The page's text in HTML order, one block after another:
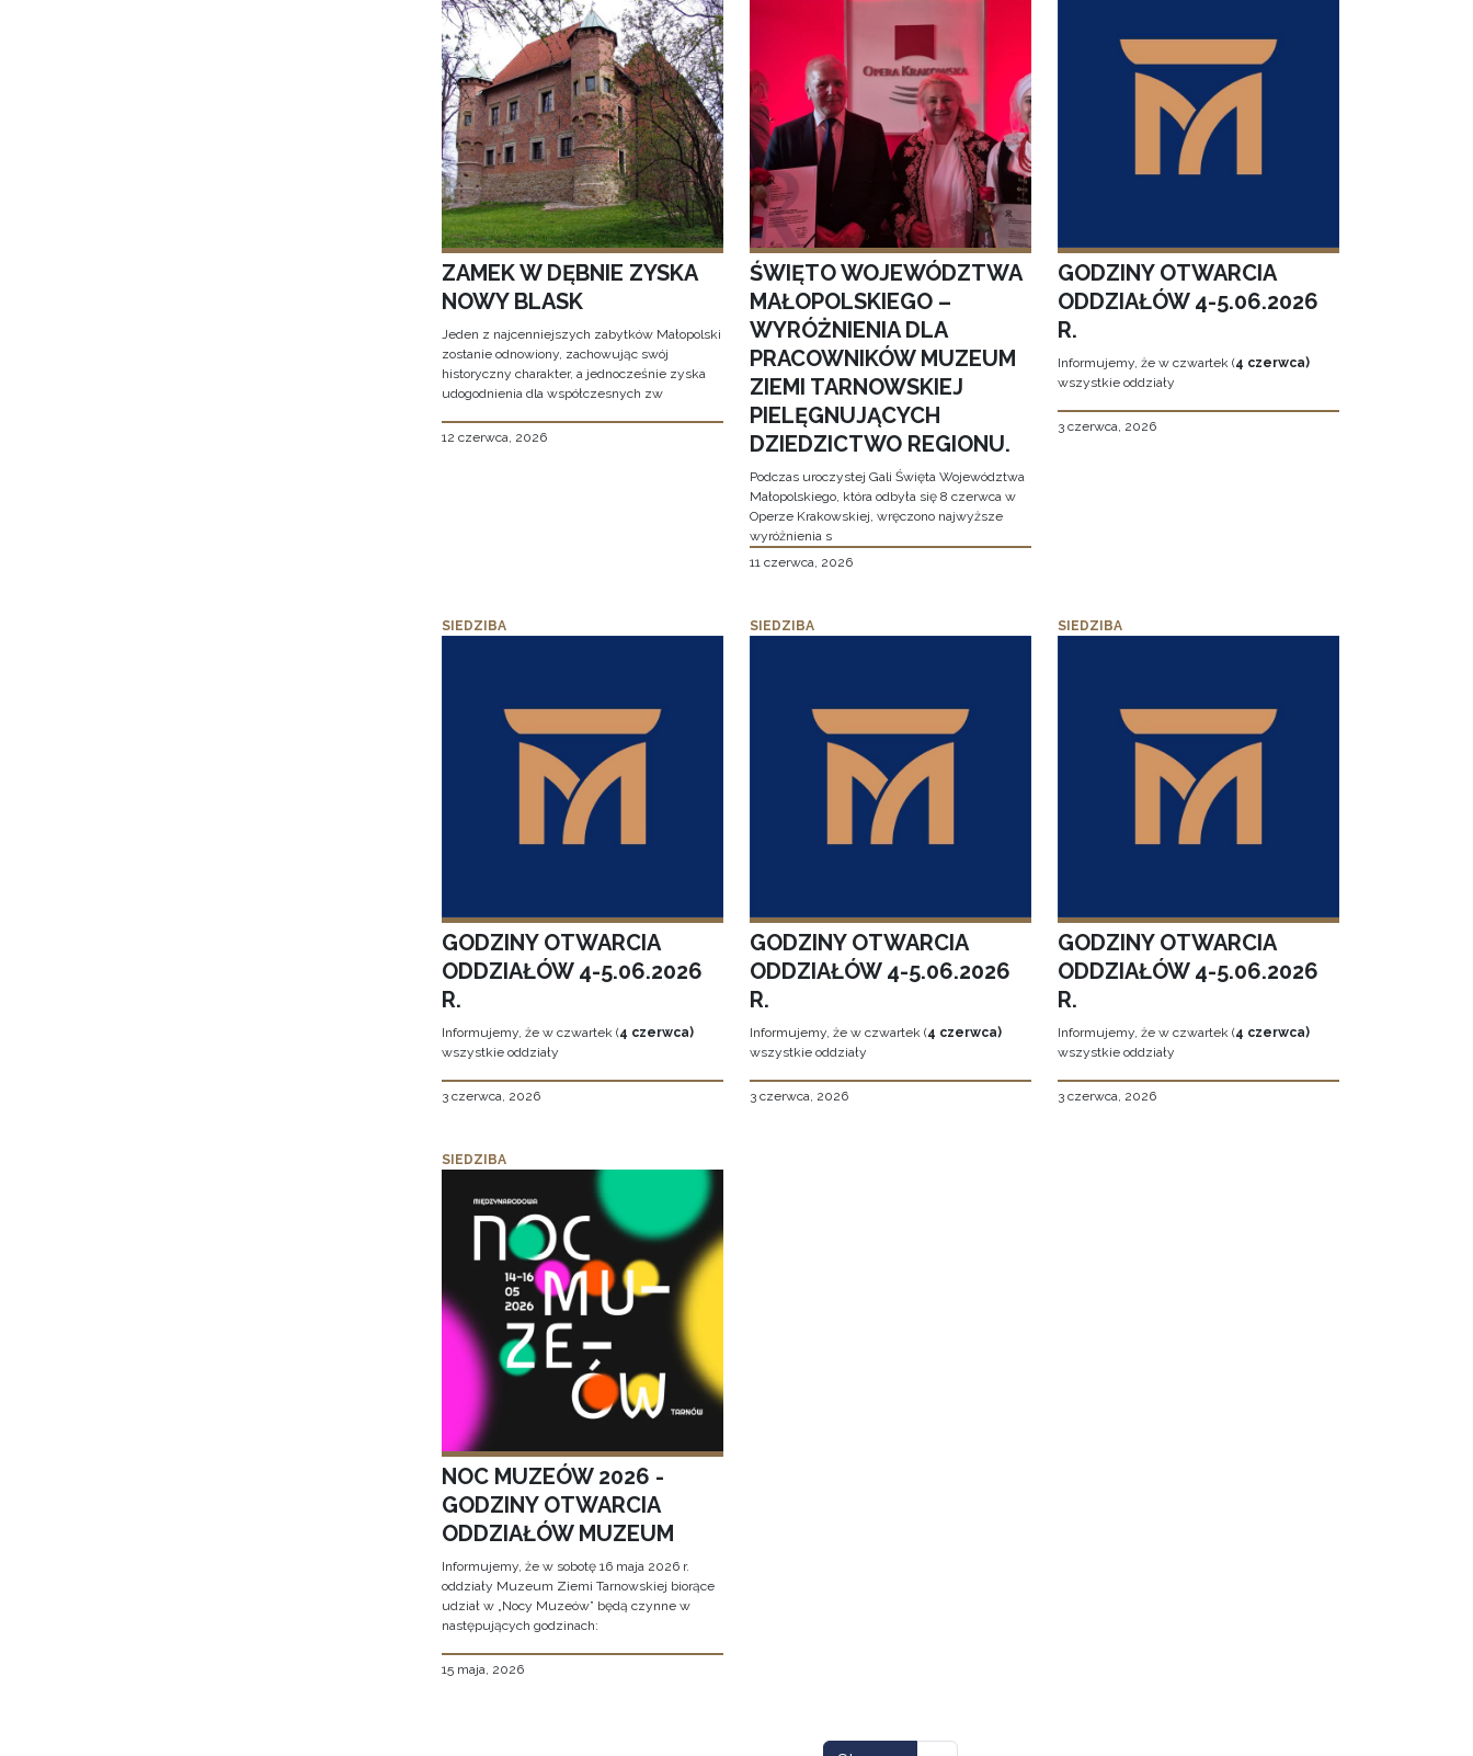
ZAMEK W DĘBNIE ZYSKA
NOWY BLASK
Jeden z najcenniejszych zabytków Małopolski
zostanie odnowiony, zachowując swój
historyczny charakter, a jednocześnie zyska
udogodnienia dla współczesnych zw
12 czerwca, 2026
ŚWIĘTO WOJEWÓDZTWA
MAŁOPOLSKIEGO –
WYRÓŻNIENIA DLA
PRACOWNIKÓW MUZEUM
ZIEMI TARNOWSKIEJ
PIELĘGNUJĄCYCH
DZIEDZICTWO REGIONU.
Podczas uroczystej Gali Święta Województwa
Małopolskiego, która odbyła się 8 czerwca w
Operze Krakowskiej, wręczono najwyższe
wyróżnienia s
11 czerwca, 2026
GODZINY OTWARCIA
ODDZIAŁÓW 4-5.06.2026
R.
Informujemy, że w czwartek (4 czerwca)
wszystkie oddziały
3 czerwca, 2026
SIEDZIBA
GODZINY OTWARCIA
ODDZIAŁÓW 4-5.06.2026
R.
Informujemy, że w czwartek (4 czerwca)
wszystkie oddziały
3 czerwca, 2026
SIEDZIBA
GODZINY OTWARCIA
ODDZIAŁÓW 4-5.06.2026
R.
Informujemy, że w czwartek (4 czerwca)
wszystkie oddziały
3 czerwca, 2026
SIEDZIBA
GODZINY OTWARCIA
ODDZIAŁÓW 4-5.06.2026
R.
Informujemy, że w czwartek (4 czerwca)
wszystkie oddziały
3 czerwca, 2026
SIEDZIBA
NOC MUZEÓW 2026 -
GODZINY OTWARCIA
ODDZIAŁÓW MUZEUM
Informujemy, że w sobotę 16 maja 2026 r.
oddziały Muzeum Ziemi Tarnowskiej biorące
udział w „Nocy Muzeów” będą czynne w
następujących godzinach:
15 maja, 2026